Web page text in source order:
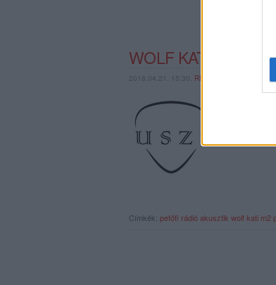
WOLF KATIVAL
2018.04.21. 15:30, RECORDER.HU
meghittség
Címkék: petőfi rádióakusztik wolf kati m2